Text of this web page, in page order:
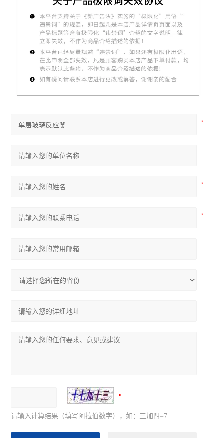
请输入计算结果（填写阿拉伯数字），如：三加四=7